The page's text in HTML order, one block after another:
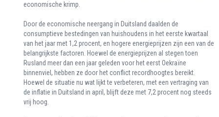
economische krimp.
Door de economische neergang in Duitsland daalden de
consumptieve bestedingen van huishoudens in het eerste kwartaal
van het jaar met 1,2 procent, en hogere energieprijzen zijn een van de
belangrijkste factoren. Hoewel de energieprijzen al stegen toen
Rusland meer dan een jaar geleden voor het eerst Oekraïne
binnenviel, hebben ze door het conflict recordhoogtes bereikt.
Hoewel de situatie nu wat lijkt te verbeteren, met een vertraging van
de inflatie in Duitsland in april, blijft deze met 7,2 procent nog steeds
vrij hoog.